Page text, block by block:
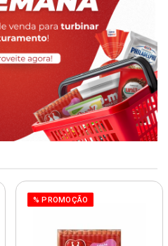
% PROMOÇÃO